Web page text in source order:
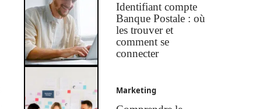
Identifiant compte
Banque Postale : où
les trouver et
comment se
connecter
Marketing